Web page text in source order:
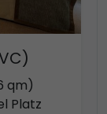
qm)
Platz